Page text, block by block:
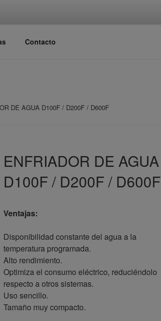
Contacto
DE AGUA D100F / D200F / D600F
ENFRIADOR DE AGUA
D100F / D200F / D600F
Ventajas:
Disponibilidad constante del agua a la
temperatura programada.
Alto rendimiento.
Optimiza el consumo eléctrico, reduciéndolo
respecto a otros sistemas.
Uso sencillo.
Tamaño muy compacto.